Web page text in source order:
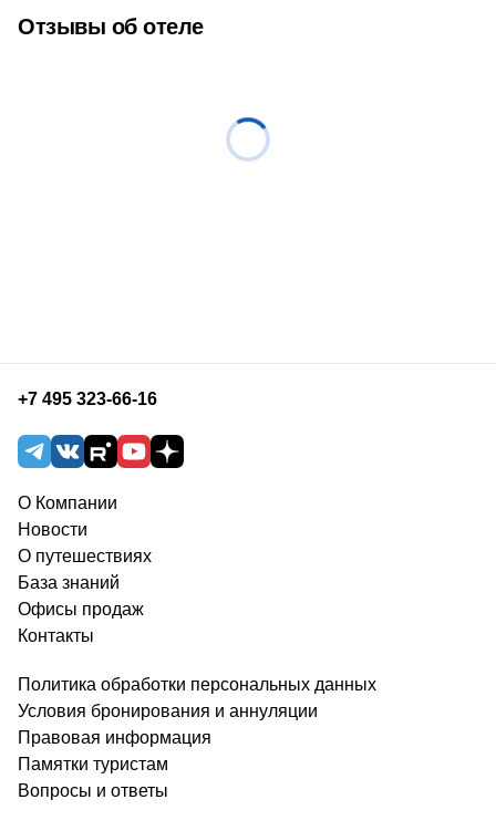
Отзывы об отеле
+7 495 323-66-16
О Компании
Новости
О путешествиях
База знаний
Офисы продаж
Контакты
Политика обработки персональных данных
Условия бронирования и аннуляции
Правовая информация
Памятки туристам
Вопросы и ответы